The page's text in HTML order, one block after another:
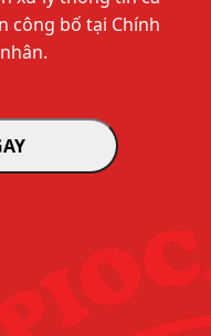
công bố tại Chính